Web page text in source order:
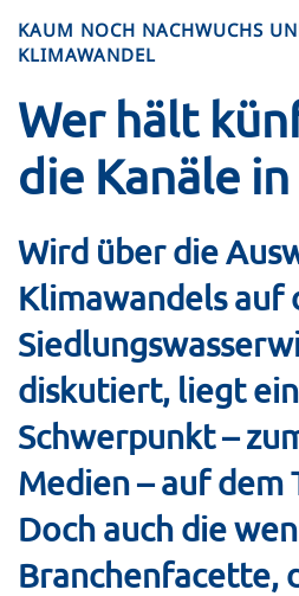
KAUM NOCH NACHWUCHS
KLIMAWANDEL
Wer hält
die Kanäle in
Wird über die
Klimawandels auf
diskutiert, liegt
Schwerpunkt –
Medien – auf dem
Doch auch die
Branchenfacette,